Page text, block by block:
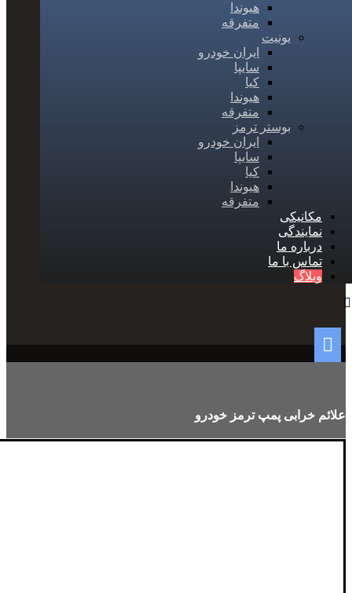
هیوندا
متفرقه
یونیت
ایران خودرو
سایپا
کیا
هیوندا
متفرقه
بوستر ترمز
ایران خودرو
سایپا
کیا
هیوندا
متفرقه
مکانیکی
نمایندگی
درباره ما
تماس با ما
وبلاگ
علائم خرابی پمپ ترمز خودرو